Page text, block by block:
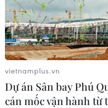
vietnamplus.vn
Dự án Sân bay Phú
cán mốc vận hành từ